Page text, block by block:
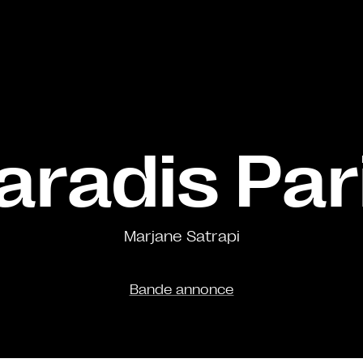
Marjane Satrapi
Bande annonce